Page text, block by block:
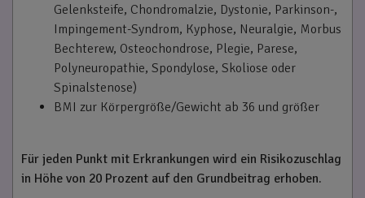
Gelenksteife, Chondromalzie, Dystonie, Parkinson-,
Impingement-Syndrom, Kyphose, Neuralgie, Morbus
Bechterew, Osteochondrose, Plegie, Parese,
Polyneuropathie, Spondylose, Skoliose oder
Spinalstenose)
BMI zur Körpergröße/Gewicht ab 36 und größer
Für jeden Punkt mit Erkrankungen wird ein Risikozuschlag
in Höhe von 20 Prozent auf den Grundbeitrag erhoben.